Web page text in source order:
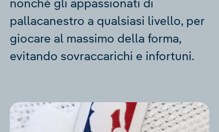
nonché gli appassionati di
pallacanestro a qualsiasi livello, per
giocare al massimo della forma,
evitando sovraccarichi e infortuni.